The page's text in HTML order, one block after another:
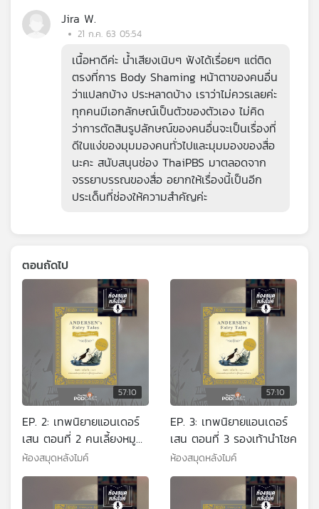
Jira W.
21 ก.ค. 63 05:54
เนื้อหาดีค่ะ น้ำเสียงเนิบๆ ฟังได้เรื่อยๆ แต่ติด
ตรงที่การ Body Shaming หน้าตาของคนอื่น
ว่าแปลกบ้าง ประหลาดบ้าง เราว่าไม่ควรเลยค่ะ
ทุกคนมีเอกลักษณ์เป็นตัวของตัวเอง ไม่คิด
ว่าการตัดสินรูปลักษณ์ของคนอื่นจะเป็นเรื่องที่
ดีในแง่ของมุมมองคนทั่วไปและมุมมองของสื่อ
นะคะ สนับสนุนช่อง ThaiPBS มาตลอดจาก
จรรยาบรรณของสื่อ อยากให้เรื่องนี้เป็นอีก
ประเด็นที่ช่องให้ความสำคัญค่ะ
ตอนถัดไป
57:10
EP. 2: เทพนิยายแอนเดอร์
เสน ตอนที่ 2 คนเลี้ยงหมู
เจ้าหญิงตัวจริง รองเท้านำ
โชค
ห้องสมุดหลังไมค์
57:10
EP. 3: เทพนิยายแอนเดอร์
เสน ตอนที่ 3 รองเท้านำโชค
ห้องสมุดหลังไมค์